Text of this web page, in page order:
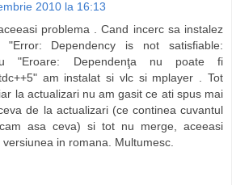
2010 la 16:13
problema . Cand incerc sa instalez
Dependency is not satisfiable:
"Eroare: Dependenţa nu poate fi
am instalat si vlc si mplayer . Tot
la actualizari nu am gasit ce ati spus mai
de la actualizari (ce continea cuvantul
asa ceva) si tot nu merge, aceeasi
in romana. Multumesc.